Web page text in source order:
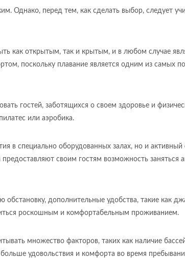
Однако, перед тем, как сделать выбор, следует
как открытым, так и крытым, и в любом случае
поскольку плавание является одним из самых
гостей, заботящихся о своем здоровье и
или аэробика.
в специально оборудованных залах, но и
своим гостям возможность заняться
дополнительные удобства, такие как
роскошным и комфортабельным проживанием.
множество факторов, таких как наличие
удовольствия и комфорта во время